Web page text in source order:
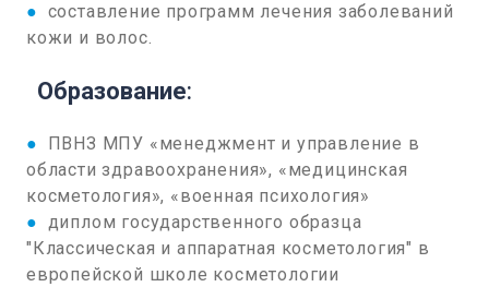
● составление программ лечения заболеваний
кожи и волос.
Образование:
● ПВНЗ МПУ «менеджмент и управление в
области здравоохранения», «медицинская
косметология», «военная психология»
● диплом государственного образца
"Классическая и аппаратная косметология" в
европейской школе косметологии